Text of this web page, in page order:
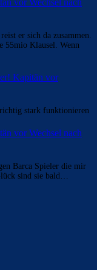
schon einig
Spiel gegen
Pokal von Freiland-
dass Marc…
vor Wechsel nach
dass der Rodri Deal ins